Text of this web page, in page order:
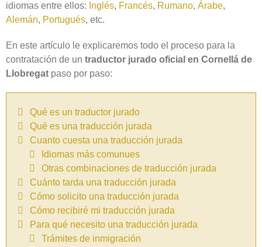
idiomas entre ellos: Inglés, Francés, Rumano, Árabe,
Alemán, Portugués, etc.
En este artículo le explicaremos todo el proceso para la
contratación de un traductor jurado oficial en Cornellá de
Llobregat paso por paso:
Qué es un traductor jurado
Qué es una traducción jurada
Cuanto cuesta una traducción jurada
Idiomas más comunues
Otras combinaciones de traducción jurada
Cuánto tarda una traducción jurada
Cómo solicito una traducción jurada
Cómo recibiré mi traducción jurada
Para qué necesito una traducción jurada
Trámites de inmigración